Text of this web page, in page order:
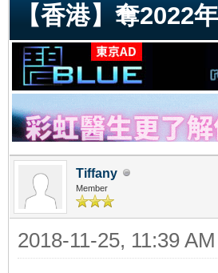
【香港】奪2022
Tiffany
Member
2018-11-25, 11:39 AM